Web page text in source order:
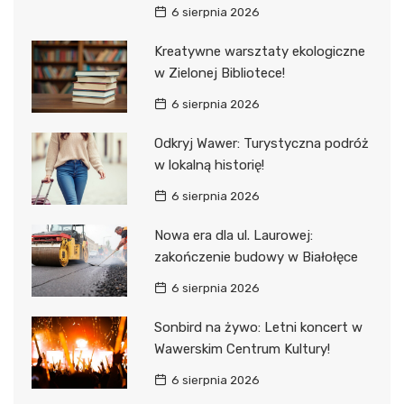
6 sierpnia 2026
Kreatywne warsztaty ekologiczne
w Zielonej Bibliotece!
6 sierpnia 2026
Odkryj Wawer: Turystyczna podróż
w lokalną historię!
6 sierpnia 2026
Nowa era dla ul. Laurowej:
zakończenie budowy w Białołęce
6 sierpnia 2026
Sonbird na żywo: Letni koncert w
Wawerskim Centrum Kultury!
6 sierpnia 2026